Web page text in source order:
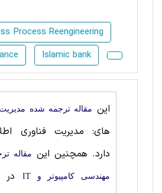
Process Reengineering
Islamic bank
این مقاله ترجمه شده مديريت
های: مدیریت فناوری
دارد. همچنین این مقاله
مهندسی کامپیوتر و IT
در